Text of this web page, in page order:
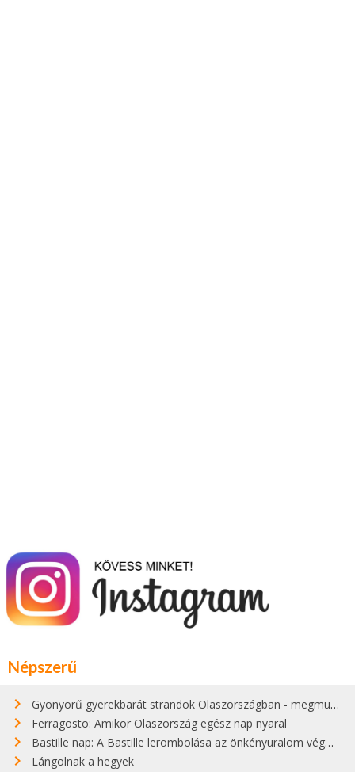
Népszerű
Gyönyörű gyerekbarát strandok Olaszországban - megmutatjuk a 15 legjobbat
Ferragosto: Amikor Olaszország egész nap nyaral
Bastille nap: A Bastille lerombolása az önkényuralom végét jelentette
Lángolnak a hegyek